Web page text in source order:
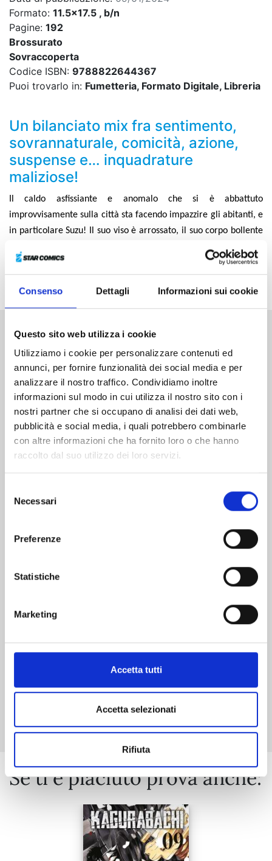
Consenso Dettagli Informazioni sui cookie
Questo sito web utilizza i cookie
Utilizziamo i cookie per personalizzare contenuti ed
annunci, per fornire funzionalità dei social media e per
analizzare il nostro traffico. Condividiamo inoltre
informazioni sul modo in cui utilizza il nostro sito con i
nostri partner che si occupano di analisi dei dati web,
pubblicità e social media, i quali potrebbero combinarle
con altre informazioni che ha fornito loro o che hanno
raccolto dal suo utilizzo dei loro servizi.
delNecessari
Preferenze
Statistiche
Marketing
Accetta tutti
Accetta selezionati
Rifiuta
Formato: 11.5x17.5 , b/n
Pagine: 192
Brossurato
Sovraccoperta
Codice ISBN: 9788822644367
Puoi trovarlo in: Fumetteria, Formato Digitale, Libreria
Un bilanciato mix fra sentimento,
sovrannaturale, comicità, azione,
suspense e… inquadrature
maliziose!
Il caldo asfissiante e anomalo che si è abbattuto
improvvisamente sulla città sta facendo impazzire gli abitanti, e
in particolare Suzu! Il suo viso è arrossato, il suo corpo bollente
balia della giovane e dei suoi singolari comportamenti. Che ne
Altri volumi della serie
Se ti è piaciuto prova anche: